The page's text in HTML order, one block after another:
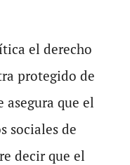
el derecho
protegido de
asegura que el
sociales de
decir que el